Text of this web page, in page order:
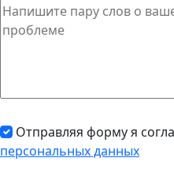
Отправляя форму я
персональных данных